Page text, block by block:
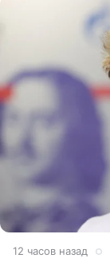
12 часов назад